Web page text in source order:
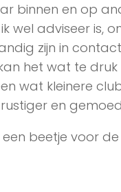
binnen en op
wel adviseer is,
zijn in
het wat te
wat kleinere
en
beetje voor